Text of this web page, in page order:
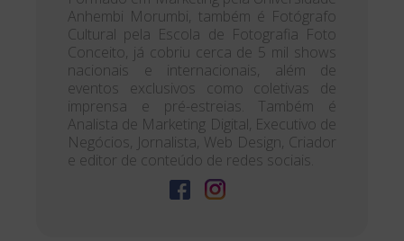
Anhembi Morumbi, também é Fotógrafo
Cultural pela Escola de Fotografia Foto
Conceito, já cobriu cerca de 5 mil shows
nacionais e internacionais, além de
eventos exclusivos como coletivas de
imprensa e pré-estreias. Também é
Analista de Marketing Digital, Executivo de
Negócios, Jornalista, Web Design, Criador
e editor de conteúdo de redes sociais.